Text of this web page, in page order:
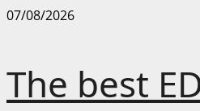
Skip
07/08/2026
The best